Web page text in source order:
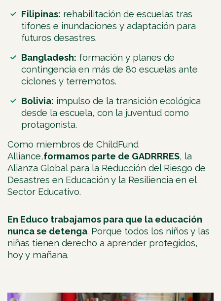
Filipinas: rehabilitación de escuelas tras
tifones e inundaciones y adaptación para
futuros desastres.
Bangladesh: formación y planes de
contingencia en más de 80 escuelas ante
ciclones y terremotos.
Bolivia: impulso de la transición ecológica
desde la escuela, con la juventud como
protagonista.
Como miembros de ChildFund
Alliance,formamos parte de GADRRRES, la
Alianza Global para la Reducción del Riesgo de
Desastres en Educación y la Resiliencia en el
Sector Educativo.
En Educo trabajamos para que la educación
nunca se detenga. Porque todos los niños y las
niñas tienen derecho a aprender protegidos,
hoy y mañana.